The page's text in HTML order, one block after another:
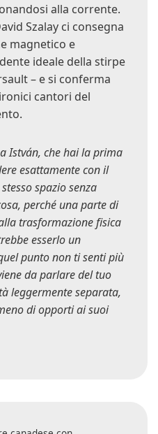
alla corrente.
Szalay ci consegna
magnetico e
ideale della stirpe
– e si conferma
cantori del
István, che hai la prima
esattamente con il
spazio senza
perché una parte di
trasformazione fisica
esserlo un
punto non ti senti più
da parlare del tuo
leggermente separata,
di opporti ai suoi